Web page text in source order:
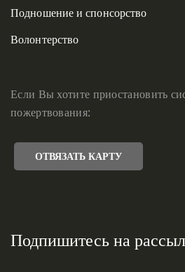
Подношение и спонсорство
Волонтерство
Если Вы хотите приостановить
пожертвования:
ОТВЯЗАТЬ КАРТУ
Подпишитесь на